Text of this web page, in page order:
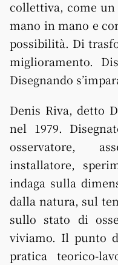
collettiva, come un
mano in mano e
possibilità. Di
miglioramento.
Disegnando
Denis Riva, detto
nel 1979.
osservatore,
installatore,
indaga sulla
dalla natura, sul
sullo stato di
viviamo. Il punto
pratica teorico-